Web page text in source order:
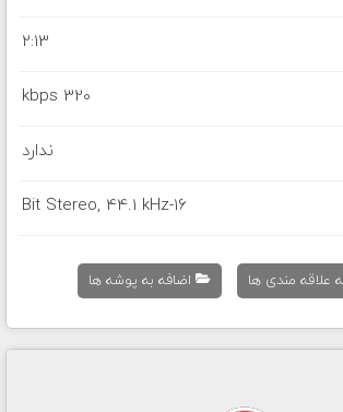
2:13
320 kbps
ندارد
16-Bit Stereo, 44.1 kHz
علاقه مندی ها اضافه به پوشه ها